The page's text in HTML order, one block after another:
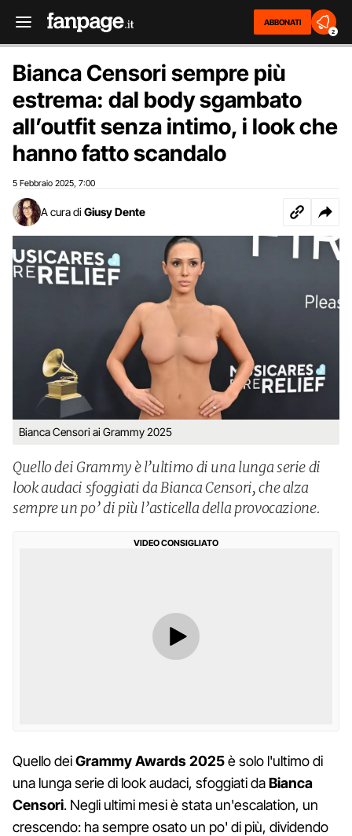
ABBONATI
2
Bianca Censori sempre più
estrema: dal body sgambato
all’outfit senza intimo, i look che
hanno fatto scandalo
5 Febbraio 2025 7:00
A cura di Giusy Dente
Bianca Censori ai Grammy 2025
Quello dei Grammy è l’ultimo di una lunga serie di
look audaci sfoggiati da Bianca Censori, che alza
sempre un po’ di più l’asticella della provocazione.
VIDEO CONSIGLIATO
Quello deiGrammy Awards 2025è solo l'ultimo di
una lunga serie di look audaci, sfoggiati daBianca
Censori. Negli ultimi mesi è stata un'escalation, un
crescendo: ha sempre osato un po' di più, dividendo